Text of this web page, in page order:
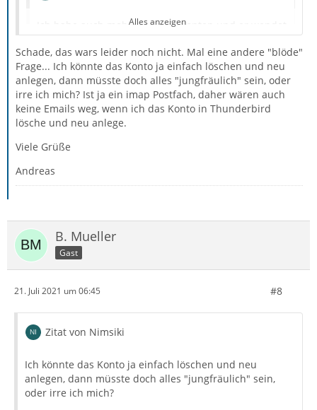
Ich habe auch mehrere Email Konten und er wendet
das nur bei meinem Hauptkonto an.
Mit Kennzeichnung enthält die Mail den Header «X-
Mozilla-Keys: $label1» und die zugehörige *.msf-Datei
u. a. «<(AF=\$label1)>» - vielleicht läuft da beim
Ich würde erst mal den/die Ordner dieses Kontos neu
indexieren lassen:
Rechtsklick auf den Ordner → Eigenschaften → Reparieren
Danach den «Müll» entfernen:
Datei → Alle Ordner des Kontos komprimieren
und neu starten:
Strg+Shift +Entf
Alles anzeigen
Schade, das wars leider noch nicht. Mal eine andere "blöde"
Frage... Ich könnte das Konto ja einfach löschen und neu
anlegen, dann müsste doch alles "jungfräulich" sein, oder
irre ich mich? Ist ja ein imap Postfach, daher wären auch
keine Emails weg, wenn ich das Konto in Thunderbird
lösche und neu anlege.
Viele Grüße
Andreas
B. Mueller
Gast
21. Juli 2021 um 06:45 #8
Zitat von Nimsiki
Ich könnte das Konto ja einfach löschen und neu
anlegen, dann müsste doch alles "jungfräulich" sein,
oder irre ich mich?